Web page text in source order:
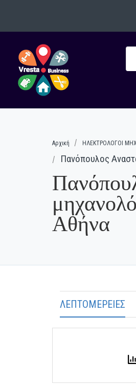
Αρχική ΗΛΕΚΤΡΟΛΟΓΟΙ
Πανόπουλος
Αθήνα
ΛΕΠΤΟΜΕΡΕΙΕΣ